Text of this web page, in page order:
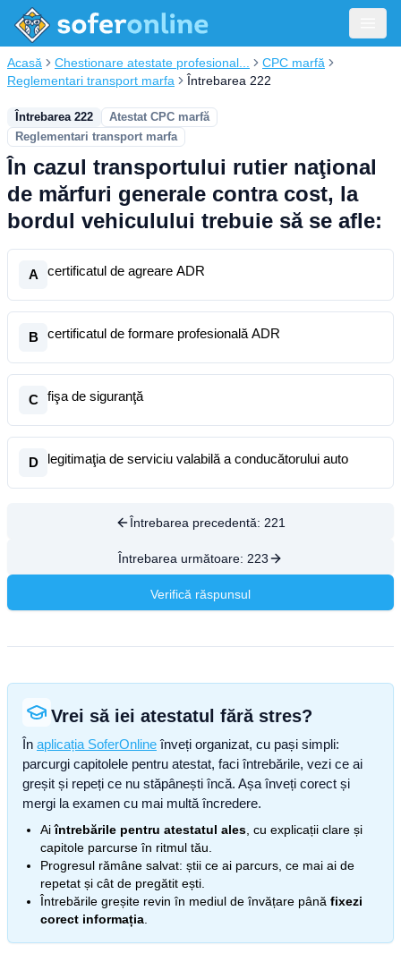
Acasă Chestionare atestate profesional...
CPC marfă
Reglementari transport marfa
Întrebarea 222
Întrebarea 222
Atestat CPC marfă
Reglementari transport marfa
În cazul transportului rutier naţional
de mărfuri generale contra cost, la
bordul vehiculului trebuie să se afle:
A certificatul de agreare ADR
B certificatul de formare profesională ADR
C fişa de siguranţă
D legitimaţia de serviciu valabilă a conducătorului auto
Întrebarea precedentă: 221
Întrebarea următoare: 223
Verifică răspunsul
Vrei să iei atestatul fără stres?
În aplicația SoferOnline înveți organizat, cu pași simpli:
parcurgi capitolele pentru atestat, faci întrebările, vezi ce ai
greșit și repeți ce nu stăpânești încă. Așa înveți corect și
mergi la examen cu mai multă încredere.
Aiîntrebările pentru atestatul ales , cu explicații clare și
capitole parcurse în ritmul tău.
Progresul rămâne salvat: știi ce ai parcurs, ce mai ai de
repetat și cât de pregătit ești.
Întrebările greșite revin în mediul de învățare până fixezi
corect informația